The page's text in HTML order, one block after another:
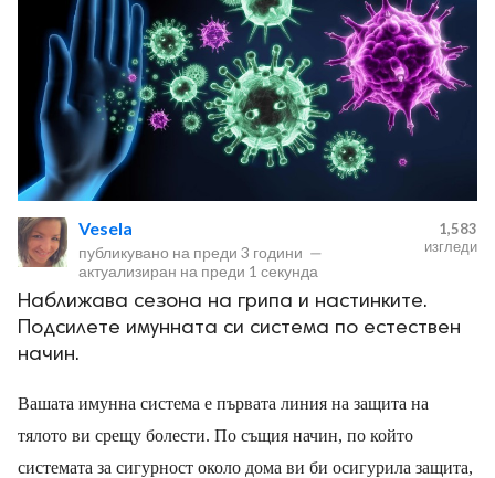
Vesela
публикувано на преди 3 години —
актуализиран на преди 1 секунда
1,583
изгледи
Наближава сезона на грипа и настинките.
Подсилете имунната си система по естествен
начин.
Вашата имунна система е първата линия на защита на
тялото ви срещу болести. По същия начин, по който
системата за сигурност около дома ви би осигурила защита,